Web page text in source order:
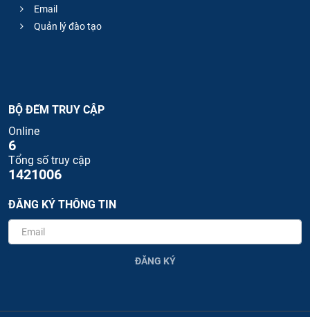
Email
Quản lý đào tạo
BỘ ĐẾM TRUY CẬP
Online
6
Tổng số truy cập
1421006
ĐĂNG KÝ THÔNG TIN
ĐĂNG KÝ